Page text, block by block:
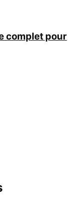
complet pour